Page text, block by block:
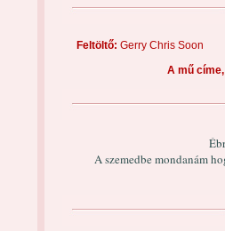
Feltöltő: Gerry Chris
A mű
A szemedbe mondanám